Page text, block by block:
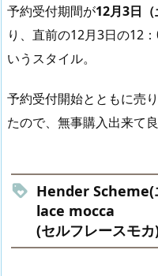
予約受付期間が12月3日
り、直前の12月3日の12
いうスタイル。
予約受付開始とともに売
たので、無事購入出来て
Hender Scheme(
lace mocca
(セルフレースモカ